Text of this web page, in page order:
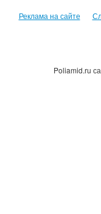
Реклама на сайте
Poliamid.ru